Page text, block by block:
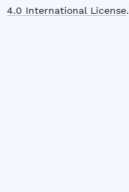
4.0 International License.